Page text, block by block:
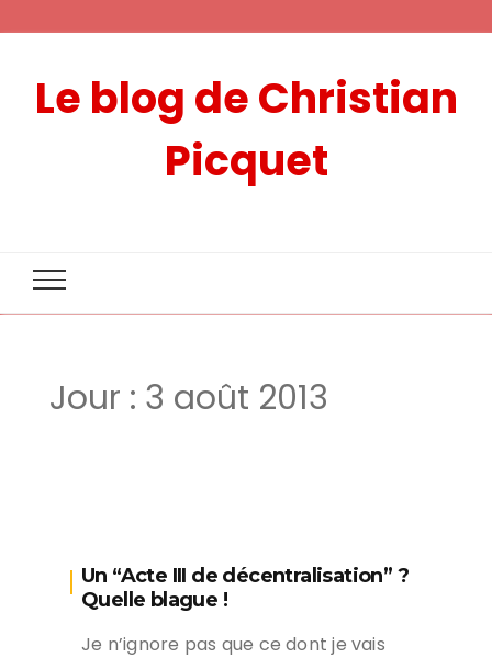
Le blog de Christian
Picquet
Jour : 3 août 2013
Un “Acte III de décentralisation” ?
Quelle blague !
Je n’ignore pas que ce dont je vais